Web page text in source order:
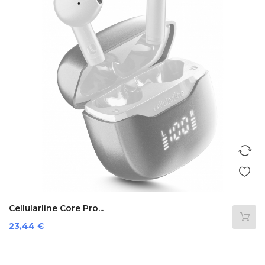
Cellularline Core Pro...
Prezzo
23,44 €